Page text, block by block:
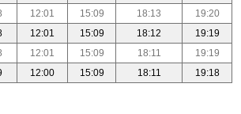
12:01 15:09 18:13
19:20
12:01 15:09 18:12
19:19
12:01 15:09 18:11
19:19
12:00 15:09 18:11 19:18